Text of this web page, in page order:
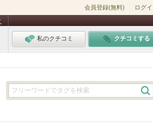
会員登録(無料) ログ
私のクチコミ クチコミする